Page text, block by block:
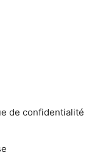
de confidentialité